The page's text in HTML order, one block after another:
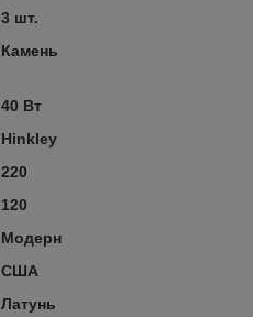
3 шт.
Камень
40 Вт
Hinkley
220
120
Модерн
США
Латунь